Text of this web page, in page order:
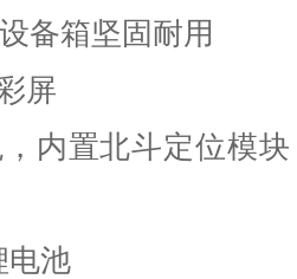
备箱坚固耐用
屏
置北斗定位模块
池